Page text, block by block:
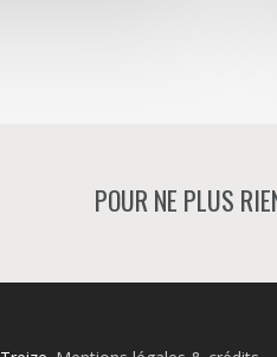
POUR NE PLUS